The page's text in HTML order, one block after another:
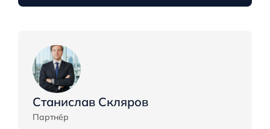
Станислав Скляров
Партнёр